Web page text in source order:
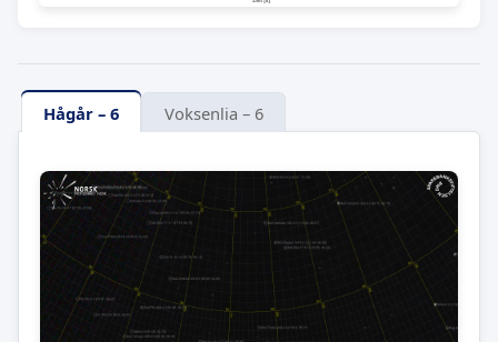
Hågår – 6 Voksenlia – 6